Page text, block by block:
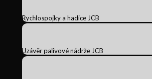
Rychlospojky a hadice JCB
Uzávěr palivové nádrže JCB